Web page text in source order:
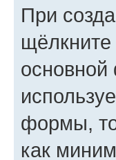
При
формы,
как